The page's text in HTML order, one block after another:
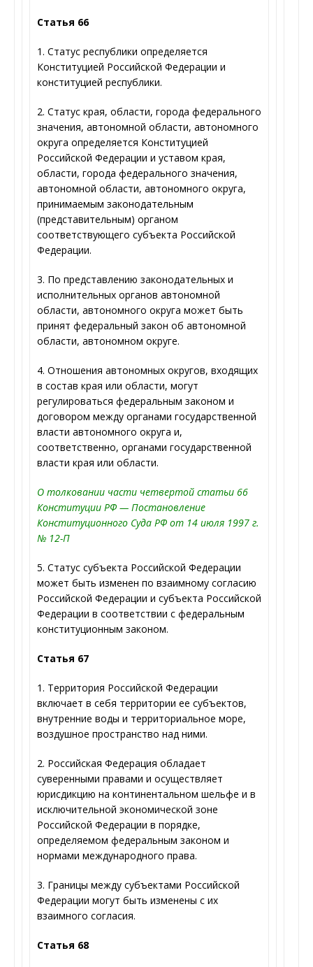
Статья 66
1. Статус республики определяется
Конституцией Российской Федерации и
конституцией республики.
2. Статус края, области, города федерального
значения, автономной области, автономного
округа определяется Конституцией
Российской Федерации и уставом края,
области, города федерального значения,
автономной области, автономного округа,
принимаемым законодательным
(представительным) органом
соответствующего субъекта Российской
Федерации.
3. По представлению законодательных и
исполнительных органов автономной
области, автономного округа может быть
принят федеральный закон об автономной
области, автономном округе.
4. Отношения автономных округов, входящих
в состав края или области, могут
регулироваться федеральным законом и
договором между органами государственной
власти автономного округа и,
соответственно, органами государственной
власти края или области.
О толковании части четвертой статьи 66
Конституции РФ — Постановление
Конституционного Суда РФ от 14 июля 1997 г.
№ 12-П
5. Статус субъекта Российской Федерации
может быть изменен по взаимному согласию
Российской Федерации и субъекта Российской
Федерации в соответствии с федеральным
конституционным законом.
Статья 67
1. Территория Российской Федерации
включает в себя территории ее субъектов,
внутренние воды и территориальное море,
воздушное пространство над ними.
2. Российская Федерация обладает
суверенными правами и осуществляет
юрисдикцию на континентальном шельфе и в
исключительной экономической зоне
Российской Федерации в порядке,
определяемом федеральным законом и
нормами международного права.
3. Границы между субъектами Российской
Федерации могут быть изменены с их
взаимного согласия.
Статья 68